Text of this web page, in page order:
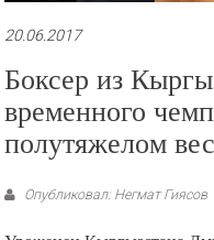
20.06.2017
Боксер из
временного
полутяжелом
Опубликовал: Негмат Гиясов